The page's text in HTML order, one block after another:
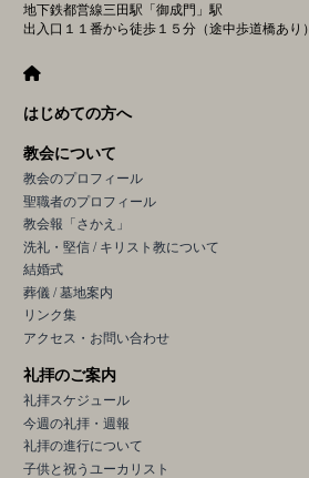
地下鉄都営線三田駅「御成門」駅
出入口１１番から徒歩１５分（途中歩道橋あり）
はじめての方へ
教会について
教会のプロフィール
聖職者のプロフィール
教会報「さかえ」
洗礼・堅信 / キリスト教について
結婚式
葬儀 / 墓地案内
リンク集
アクセス・お問い合わせ
礼拝のご案内
礼拝スケジュール
今週の礼拝・週報
礼拝の進行について
子供と祝うユーカリスト